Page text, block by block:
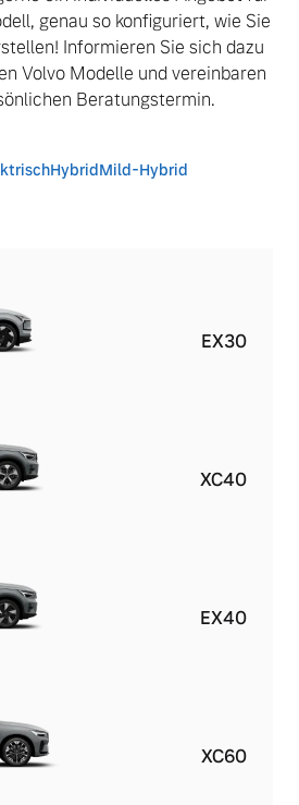
genau so konfiguriert, wie Sie
Informieren Sie sich dazu
Volvo Modelle und vereinbaren
Beratungstermin.
HybridMild-Hybrid
EX30
XC40
EX40
XC60